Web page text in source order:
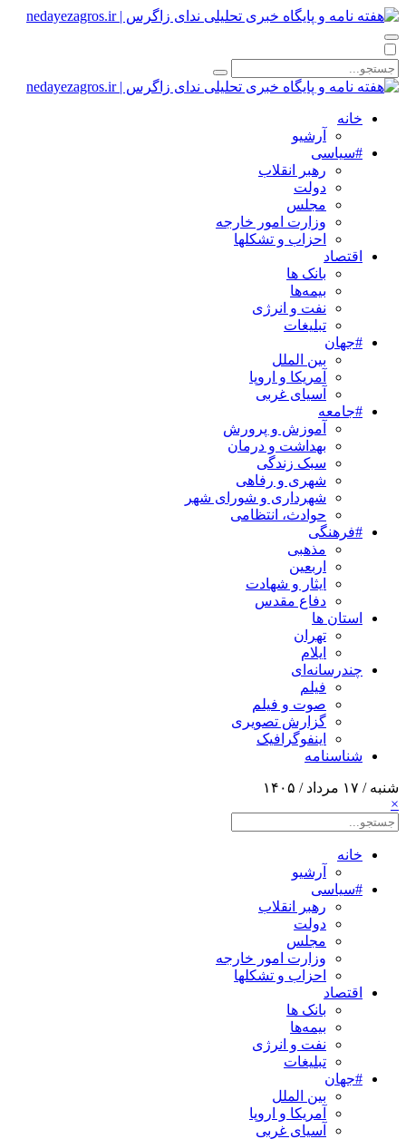
خانه
آرشیو
#سیاسی
رهبر انقلاب
دولت
مجلس
وزارت امور خارجه
احزاب و تشکلها
اقتصاد
بانک ها
بیمه‌ها
نفت و انرژی
تبلیغات
#جهان
بین الملل
آمریکا و اروپا
آسیای غربی
#جامعه
آموزش و پرورش
بهداشت و درمان
سبک زندگی
شهری و رفاهی
شهرداری و شورای شهر
حوادث، انتظامی
#فرهنگی
مذهبی
اربعین
ایثار و شهادت
دفاع مقدس
استان ها
تهران
ایلام
چندرسانه‌ای
فیلم
صوت و فیلم
گزارش تصویری
اینفوگرافیک
شناسنامه
شنبه / ۱۷ مرداد / ۱۴۰۵
×
خانه
آرشیو
#سیاسی
رهبر انقلاب
دولت
مجلس
وزارت امور خارجه
احزاب و تشکلها
اقتصاد
بانک ها
بیمه‌ها
نفت و انرژی
تبلیغات
#جهان
بین الملل
آمریکا و اروپا
آسیای غربی